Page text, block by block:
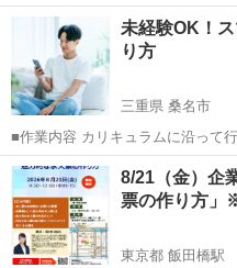
問い合わせ対応、 SNS運営などを担当
方でも安心して始められます ・
兵庫 セミナー
未経験OK！
り方
三重県 桑名市
■作業内容 カリキュラムに沿って行う文字入力、 求人記事の作成、お
問い合わせ対応、 SNS運営などを担当
方でも安心して始められます ・
す ...
三重 桑名市 セミナー
8/21（金）企
票の作り方
東京都 飯田橋駅